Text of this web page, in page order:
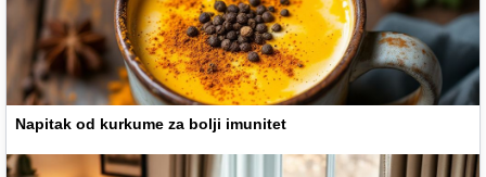
Napitak od kurkume za bolji imunitet